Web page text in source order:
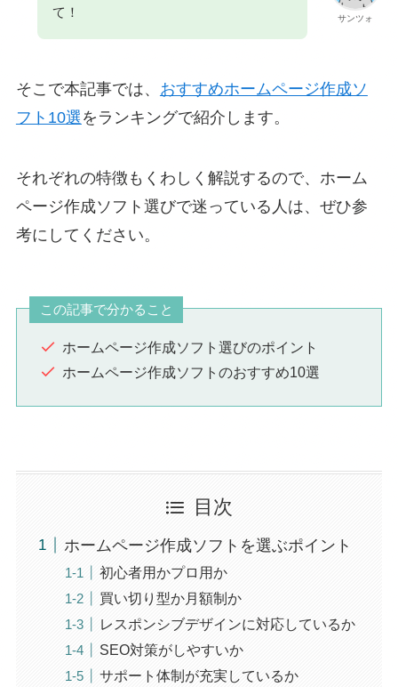
サンツォ
て！
そこで本記事では、 おすすめホームページ作成ソ
フト10選 をランキングで紹介します。
それぞれの特徴もくわしく解説するので、ホーム
ページ作成ソフト選びで迷っている人は、ぜひ参
考にしてください。
この記事で分かること
ホームページ作成ソフト選びのポイント
ホームページ作成ソフトのおすすめ10選
目次
ホームページ作成ソフトを選ぶポイント
初心者用かプロ用か
買い切り型か月額制か
レスポンシブデザインに対応しているか
SEO対策がしやすいか
サポート体制が充実しているか